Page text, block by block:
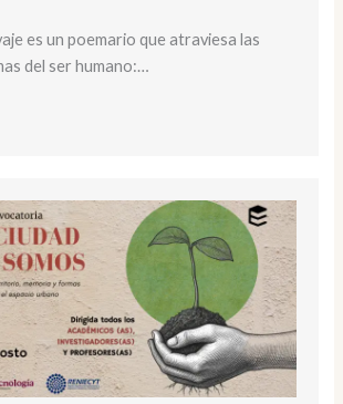
es un poemario que atraviesa las
del ser humano:…